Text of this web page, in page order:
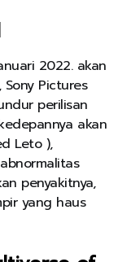
2022. akan
Pictures
perilisan
akan
Leto ),
penyakitnya,
yang haus